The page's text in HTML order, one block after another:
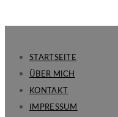
STARTSEITE
ÜBER MICH
KONTAKT
IMPRESSUM